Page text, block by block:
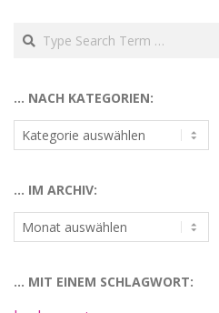
Search
… NACH KATEGORIEN:
…
nach
… IM ARCHIV:
…
im
… MIT EINEM SCHLAGWORT: